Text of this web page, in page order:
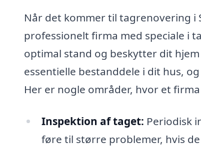
Når det kommer til tagrenovering i
professionelt firma med speciale i
optimal stand og beskytter dit
essentielle bestanddele i dit hus,
Her er nogle områder, hvor et
Inspektion af taget: Periodisk
føre til større problemer, hvis